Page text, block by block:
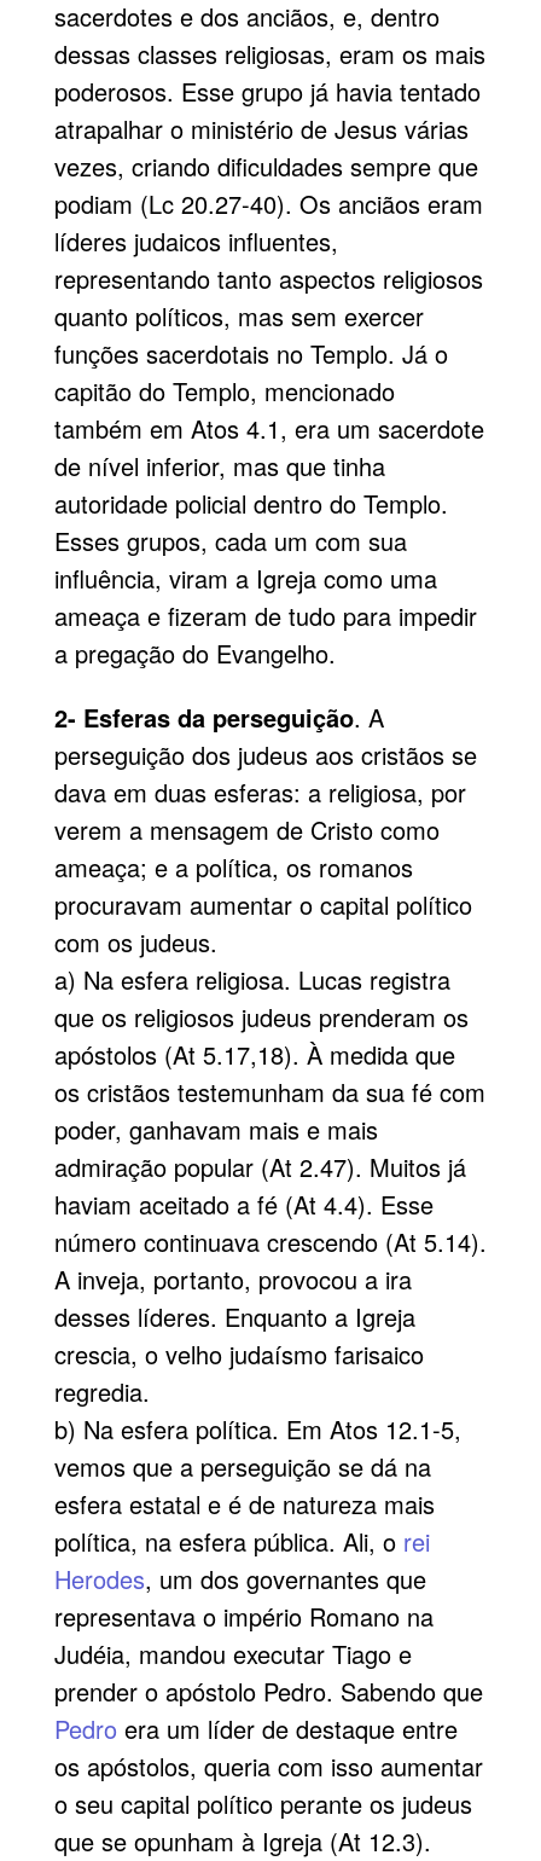
sacerdotes e dos anciãos, e, dentro
dessas classes religiosas, eram os mais
poderosos. Esse grupo já havia tentado
atrapalhar o ministério de Jesus várias
vezes, criando dificuldades sempre que
podiam (Lc 20.27-40). Os anciãos eram
líderes judaicos influentes,
representando tanto aspectos religiosos
quanto políticos, mas sem exercer
funções sacerdotais no Templo. Já o
capitão do Templo, mencionado
também em Atos 4.1, era um sacerdote
de nível inferior, mas que tinha
autoridade policial dentro do Templo.
Esses grupos, cada um com sua
influência, viram a Igreja como uma
ameaça e fizeram de tudo para impedir
a pregação do Evangelho.
2- Esferas da perseguição. A
perseguição dos judeus aos cristãos se
dava em duas esferas: a religiosa, por
verem a mensagem de Cristo como
ameaça; e a política, os romanos
procuravam aumentar o capital político
com os judeus.
a) Na esfera religiosa. Lucas registra
que os religiosos judeus prenderam os
apóstolos (At 5.17,18). À medida que
os cristãos testemunham da sua fé com
poder, ganhavam mais e mais
admiração popular (At 2.47). Muitos já
haviam aceitado a fé (At 4.4). Esse
número continuava crescendo (At 5.14).
A inveja, portanto, provocou a ira
desses líderes. Enquanto a Igreja
crescia, o velho judaísmo farisaico
regredia.
b) Na esfera política. Em Atos 12.1-5,
vemos que a perseguição se dá na
esfera estatal e é de natureza mais
política, na esfera pública. Ali, o rei
Herodes, um dos governantes que
representava o império Romano na
Judéia, mandou executar Tiago e
prender o apóstolo Pedro. Sabendo que
Pedroera um líder de destaque entre
os apóstolos, queria com isso aumentar
o seu capital político perante os judeus
que se opunham à Igreja (At 12.3).